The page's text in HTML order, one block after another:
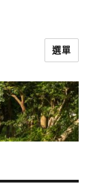
選單